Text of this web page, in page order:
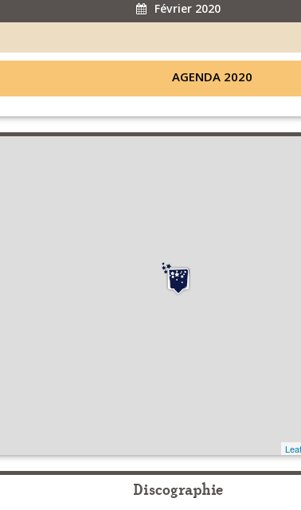
Février 2020
AGENDA 2020
Discographie